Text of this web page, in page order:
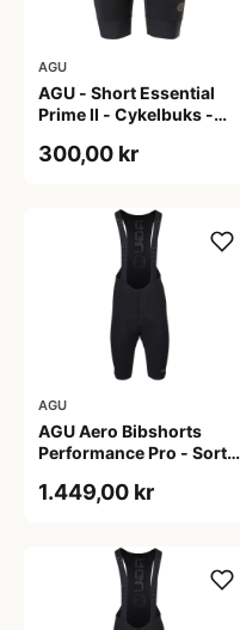
AGU
AGU - Short Essential
Prime II - Cykelbuks -
300,00 kr
AGU
AGU Aero Bibshorts
Performance Pro - Sort -
1.449,00 kr